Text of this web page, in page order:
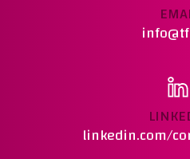
linkedin.com/